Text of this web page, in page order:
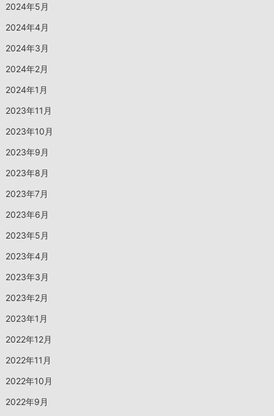
2024年5月
2024年4月
2024年3月
2024年2月
2024年1月
2023年11月
2023年10月
2023年9月
2023年8月
2023年7月
2023年6月
2023年5月
2023年4月
2023年3月
2023年2月
2023年1月
2022年12月
2022年11月
2022年10月
2022年9月